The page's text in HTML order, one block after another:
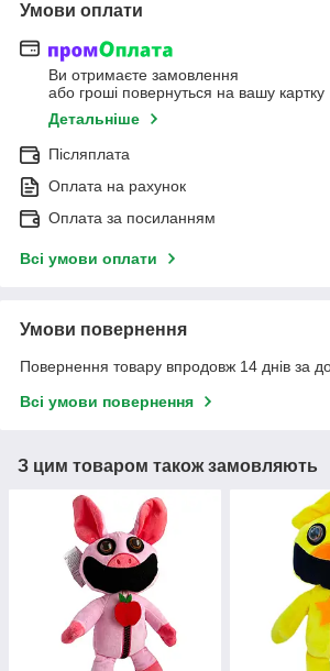
Умови оплати
Ви отримаєте замовлення
або гроші повернуться на вашу картку
Детальніше
Післяплата
Оплата на рахунок
Оплата за посиланням
Всі умови оплати
Умови повернення
Повернення товару впродовж 14 днів за
Всі умови повернення
З цим товаром також замовляють